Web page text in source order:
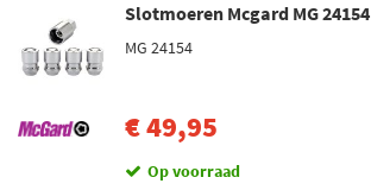
Slotmoeren Mcgard MG 24154
MG 24154
€ 49,95
Op voorraad